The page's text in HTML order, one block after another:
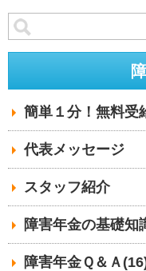
簡単１分！無料受
代表メッセージ
スタッフ紹介
障害年金の基礎知
障害年金Ｑ＆Ａ